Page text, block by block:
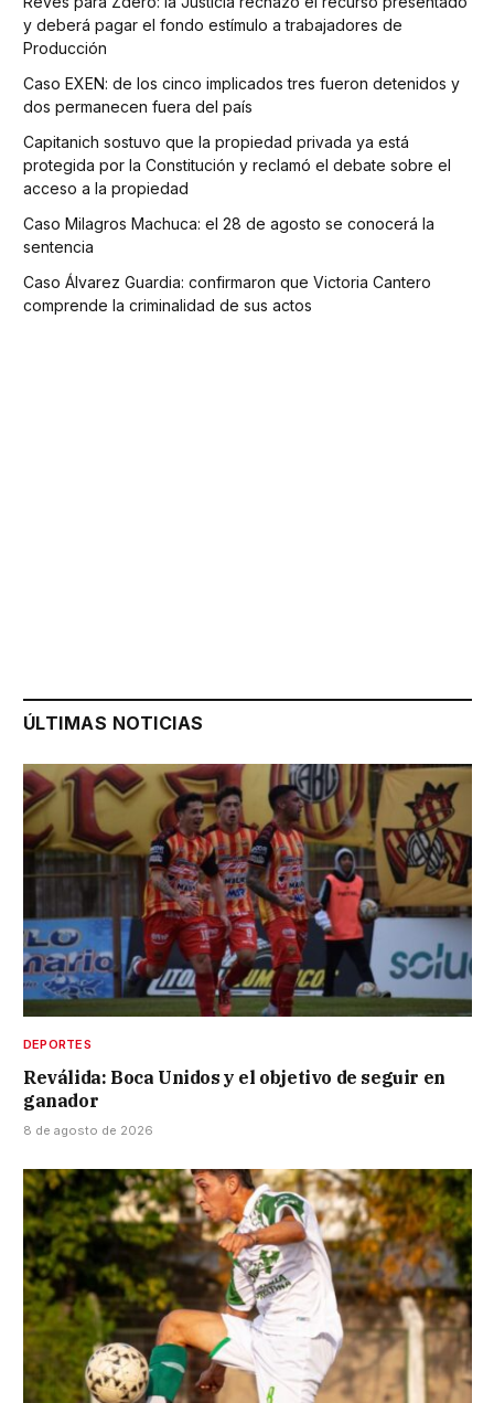
y deberá pagar el fondo estímulo a trabajadores de
Producción
Caso EXEN: de los cinco implicados tres fueron detenidos y
dos permanecen fuera del país
Capitanich sostuvo que la propiedad privada ya está
protegida por la Constitución y reclamó el debate sobre el
acceso a la propiedad
Caso Milagros Machuca: el 28 de agosto se conocerá la
sentencia
Caso Álvarez Guardia: confirmaron que Victoria Cantero
comprende la criminalidad de sus actos
ÚLTIMAS NOTICIAS
DEPORTES
Reválida: Boca Unidos y el objetivo de seguir en
ganador
8 de agosto de 2026